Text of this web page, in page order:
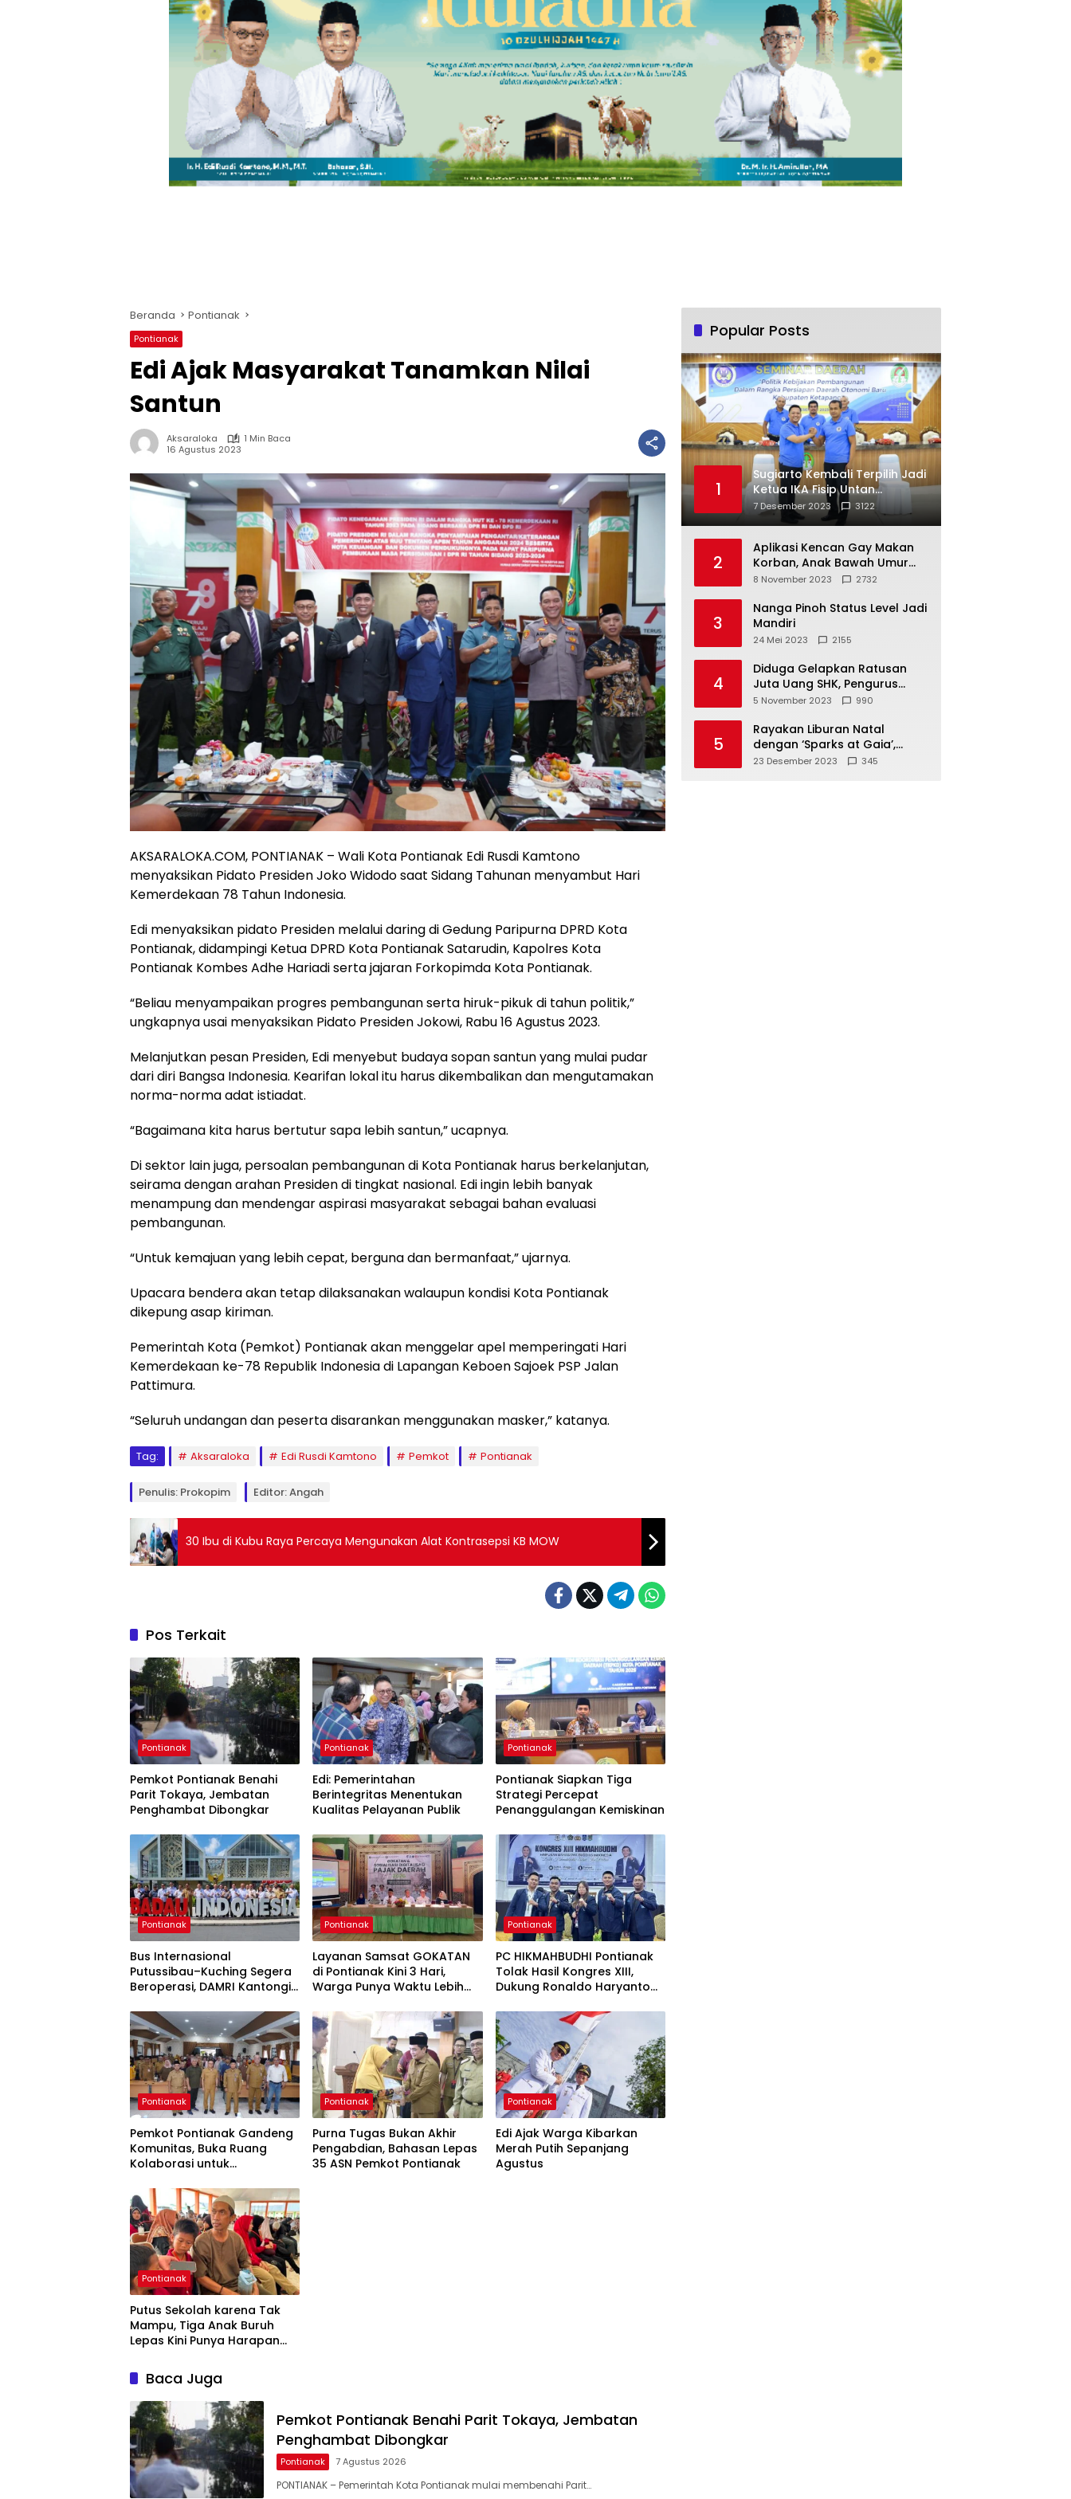
Beranda Pontianak
Pontianak
Edi Ajak Masyarakat Tanamkan Nilai
Santun
Aksaraloka
1 Min Baca
16 Agustus 2023
AKSARALOKA.COM, PONTIANAK – Wali Kota Pontianak Edi Rusdi Kamtono
menyaksikan Pidato Presiden Joko Widodo saat Sidang Tahunan menyambut Hari
Kemerdekaan 78 Tahun Indonesia.
Edi menyaksikan pidato Presiden melalui daring di Gedung Paripurna DPRD Kota
Pontianak, didampingi Ketua DPRD Kota Pontianak Satarudin, Kapolres Kota
Pontianak Kombes Adhe Hariadi serta jajaran Forkopimda Kota Pontianak.
“Beliau menyampaikan progres pembangunan serta hiruk-pikuk di tahun politik,”
ungkapnya usai menyaksikan Pidato Presiden Jokowi, Rabu 16 Agustus 2023.
Melanjutkan pesan Presiden, Edi menyebut budaya sopan santun yang mulai pudar
dari diri Bangsa Indonesia. Kearifan lokal itu harus dikembalikan dan mengutamakan
norma-norma adat istiadat.
“Bagaimana kita harus bertutur sapa lebih santun,” ucapnya.
Di sektor lain juga, persoalan pembangunan di Kota Pontianak harus berkelanjutan,
seirama dengan arahan Presiden di tingkat nasional. Edi ingin lebih banyak
menampung dan mendengar aspirasi masyarakat sebagai bahan evaluasi
pembangunan.
“Untuk kemajuan yang lebih cepat, berguna dan bermanfaat,” ujarnya.
Upacara bendera akan tetap dilaksanakan walaupun kondisi Kota Pontianak
dikepung asap kiriman.
Pemerintah Kota (Pemkot) Pontianak akan menggelar apel memperingati Hari
Kemerdekaan ke-78 Republik Indonesia di Lapangan Keboen Sajoek PSP Jalan
Pattimura.
“Seluruh undangan dan peserta disarankan menggunakan masker,” katanya.
Tag: Aksaraloka Edi Rusdi Kamtono Pemkot Pontianak
Penulis: Prokopim Editor: Angah
30 Ibu di Kubu Raya Percaya Mengunakan Alat Kontrasepsi KB MOW
Pos Terkait
Pontianak
Pemkot Pontianak Benahi
Parit Tokaya, Jembatan
Penghambat Dibongkar
Pontianak
Edi: Pemerintahan
Berintegritas Menentukan
Kualitas Pelayanan Publik
Pontianak
Pontianak Siapkan Tiga
Strategi Percepat
Penanggulangan Kemiskinan
Pontianak
Bus Internasional
Putussibau–Kuching Segera
Beroperasi, DAMRI Kantongi
Pontianak
Layanan Samsat GOKATAN
di Pontianak Kini 3 Hari,
Warga Punya Waktu Lebih
Pontianak
PC HIKMAHBUDHI Pontianak
Tolak Hasil Kongres XIII,
Dukung Ronaldo Haryanto
Pontianak
Pemkot Pontianak Gandeng
Komunitas, Buka Ruang
Kolaborasi untuk
Pontianak
Purna Tugas Bukan Akhir
Pengabdian, Bahasan Lepas
35 ASN Pemkot Pontianak
Pontianak
Edi Ajak Warga Kibarkan
Merah Putih Sepanjang
Agustus
Pontianak
Putus Sekolah karena Tak
Mampu, Tiga Anak Buruh
Lepas Kini Punya Harapan
Baca Juga
Pemkot Pontianak Benahi Parit Tokaya, Jembatan
Penghambat Dibongkar
Pontianak 7 Agustus 2026
PONTIANAK – Pemerintah Kota Pontianak mulai membenahi Parit…
Popular Posts
1
Sugiarto Kembali Terpilih Jadi
Ketua IKA Fisip Untan
Ketapang
7 Desember 2023 3122
2
Aplikasi Kencan Gay Makan
Korban, Anak Bawah Umur
Jadi Korban Persetubuhan
8 November 2023 2732
3
Nanga Pinoh Status Level Jadi
Mandiri
24 Mei 2023 2155
4
Diduga Gelapkan Ratusan
Juta Uang SHK, Pengurus
Koperasi SUB Dilaporkan ke
5 November 2023 990
5
Rayakan Liburan Natal
dengan ‘Sparks at Gaia’,
Sajikan Tempat Foto Estetik
23 Desember 2023 345